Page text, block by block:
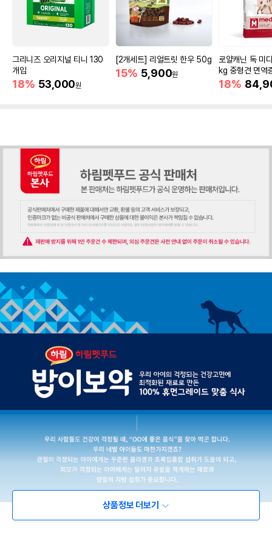
그리니즈 오리지널 티니 130
개입
18% 53,000원
[2개세트] 리얼트릿 한우 50g
15% 5,900원
로얄캐닌 독 미
kg 중형견 면역
18%
상품정보 더보기